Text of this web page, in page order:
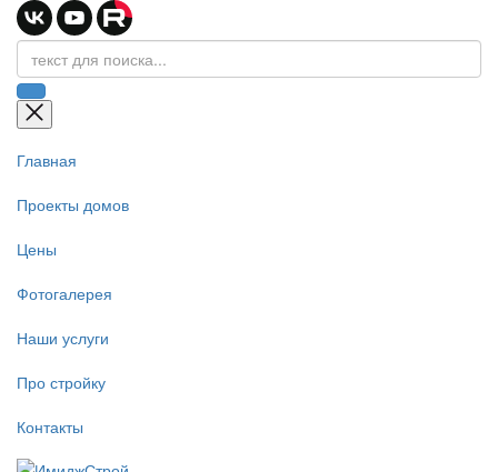
Главная
Проекты домов
Цены
Фотогалерея
Наши услуги
Про стройку
Контакты